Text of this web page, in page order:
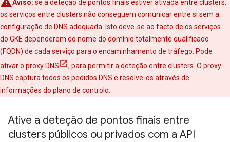
Aviso: se a deteção de pontos finais estiver ativada entre clusters,
os serviços entre clusters não conseguem comunicar entre si sem a
configuração de DNS adequada. Isto deve-se ao facto de os serviços
do GKE dependerem do nome do domínio totalmente qualificado
(FQDN) de cada serviço para o encaminhamento de tráfego. Pode
ativar o proxy DNS
, para permitir a deteção entre clusters. O proxy
DNS captura todos os pedidos DNS e resolve-os através de
informações do plano de controlo.
Ative a deteção de pontos finais entre
clusters públicos ou privados com a API